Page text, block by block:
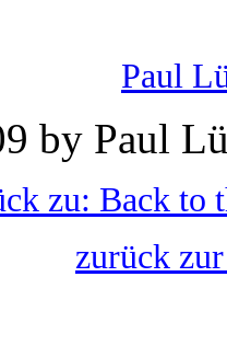
Paul
by Paul
zu: Back to
zurück